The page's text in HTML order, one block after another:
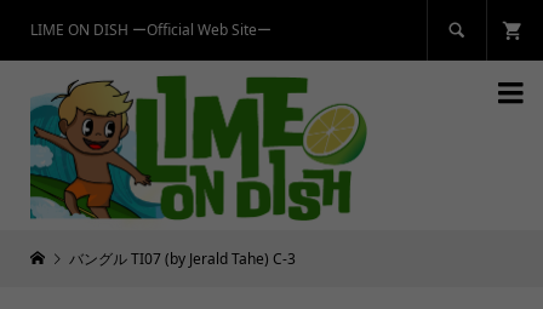
LIME ON DISH ーOfficial Web Siteー 

バングル TI07 (by Jerald Tahe) C-3